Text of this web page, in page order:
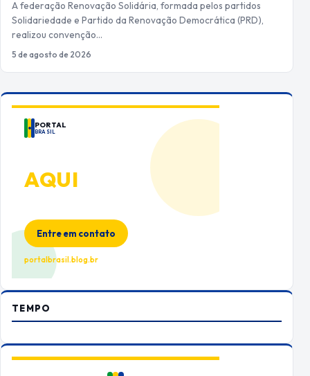
A federação Renovação Solidária, formada pelos partidos
Solidariedade e Partido da Renovação Democrática (PRD),
realizou convenção…
5 de agosto de 2026
PORTAL
BRASIL
AQUI
Entre em contato
portalbrasil.blog.br
TEMPO